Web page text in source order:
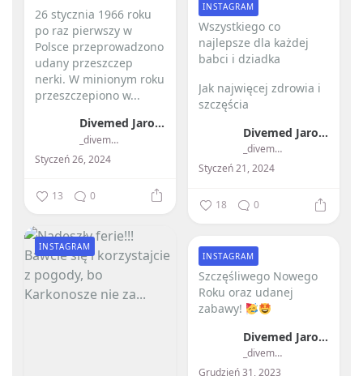
26 stycznia 1966 roku
po raz pierwszy w
Polsce przeprowadzono
udany przeszczep
nerki. W minionym roku
przeszczepiono w...
Divemed Jarosław Przybylski
_divemed_
Styczeń 26, 2024
13 0
Wszystkiego co
najlepsze dla każdej
babci i dziadka ️
Jak najwięcej zdrowia i
szczęścia
Divemed Jarosław Przybylski
_divemed_
Styczeń 21, 2024
INSTAGRAM
18 0
INSTAGRAM
Szczęśliwego Nowego
Roku oraz udanej
zabawy!
Divemed Jarosław Przybylski
_divemed_
Grudzień 31, 2023
INSTAGRAM